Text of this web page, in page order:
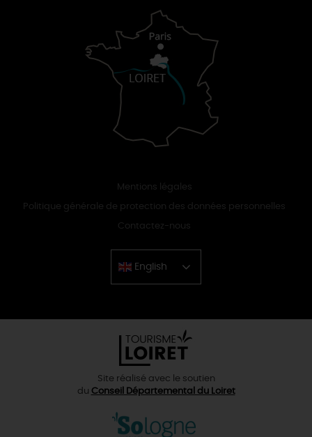
Mentions légales
Politique générale de protection des données personnelles
Contactez-nous
English
Chinese
Site réalisé avec le soutien
du Conseil Départemental du Loiret